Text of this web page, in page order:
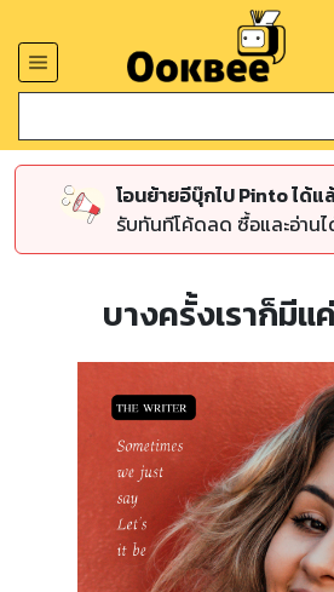
โอนย้ายอีบุ๊กไป Pinto ได้แ
รับทันทีโค้ดลด ซื้อและอ่าน
บางครั้งเราก็มีแ